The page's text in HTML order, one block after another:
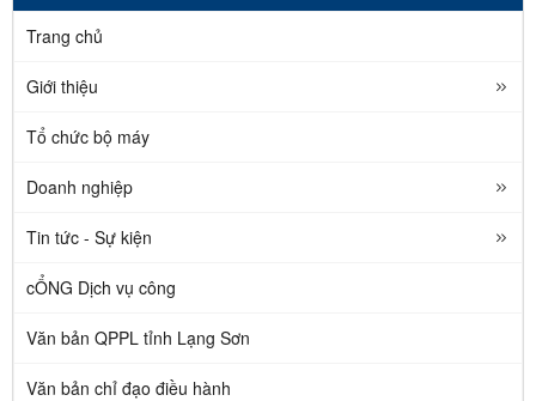
Trang chủ
Giới thiệu
Tổ chức bộ máy
Doanh nghiệp
Tin tức - Sự kiện
cỔNG Dịch vụ công
Văn bản QPPL tỉnh Lạng Sơn
Văn bản chỉ đạo điều hành